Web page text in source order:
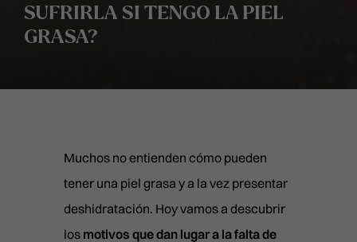
SUFRIRLA SI TENGO LA PIEL
GRASA?
Muchos no entienden cómo pueden
tener una piel grasa y a la vez presentar
deshidratación. Hoy vamos a descubrir
los motivos que dan lugar a la falta de
TRATAMIENTOS MÉDICOS
MEDICINA ESTÉTICA FACIAL
MEDICINA ESTÉTICA CORPORAL
TRATAMIENTOS
LIMPIEZAS MANUALES